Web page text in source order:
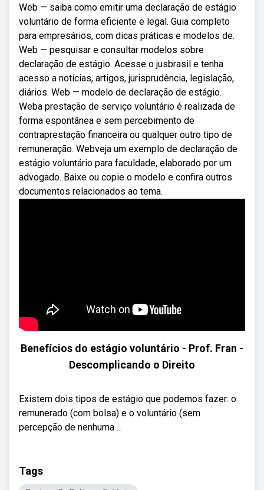
Web — saiba como emitir uma declaração de estágio
voluntário de forma eficiente e legal. Guia completo
para empresários, com dicas práticas e modelos de.
Web — pesquisar e consultar modelos sobre
declaração de estágio. Acesse o jusbrasil e tenha
acesso a notícias, artigos, jurisprudência, legislação,
diários. Web — modelo de declaração de estágio.
Weba prestação de serviço voluntário é realizada de
forma espontânea e sem percebimento de
contraprestação financeira ou qualquer outro tipo de
remuneração. Webveja um exemplo de declaração de
estágio voluntário para faculdade, elaborado por um
advogado. Baixe ou copie o modelo e confira outros
documentos relacionados ao tema.
Benefícios do estágio voluntário - Prof. Fran -
Descomplicando o Direito
Existem dois tipos de estágio que podemos fazer: o
remunerado (com bolsa) e o voluntário (sem
percepção de nenhuma ...
Tags